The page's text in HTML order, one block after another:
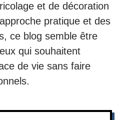
et de décoration
pratique et des
ce blog semble être
qui souhaitent
de vie sans faire